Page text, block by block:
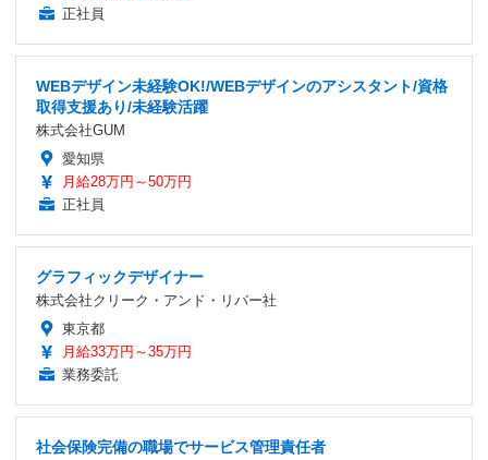
正社員
WEBデザイン未経験OK!/WEBデザインのアシスタント/資格
取得支援あり/未経験活躍
株式会社GUM
愛知県
月給28万円～50万円
正社員
グラフィックデザイナー
株式会社クリーク・アンド・リバー社
東京都
月給33万円～35万円
業務委託
社会保険完備の職場でサービス管理責任者